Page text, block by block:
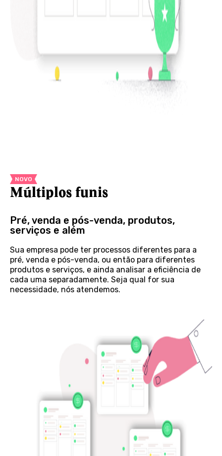
NOVO
Múltiplos funis
Pré, venda e pós-venda, produtos,
serviços e além
Sua empresa pode ter processos diferentes para a
pré, venda e pós-venda, ou então para diferentes
produtos e serviços, e ainda analisar a eficiência de
cada uma separadamente. Seja qual for sua
necessidade, nós atendemos.